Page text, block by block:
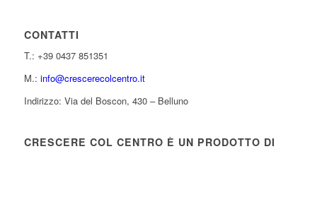
CONTATTI
T.: +39 0437 851351
M.: info@crescerecolcentro.it
Indirizzo: Via del Boscon, 430 – Belluno
CRESCERE COL CENTRO È UN PRODOTTO DI